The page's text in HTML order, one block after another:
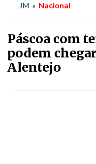
JM » Nacional
Páscoa com
podem
Alentejo